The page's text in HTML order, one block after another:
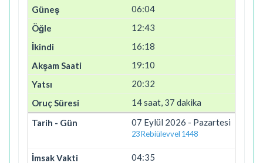
06:04
12:43
16:18
19:10
20:32
14 saat, 37 dakika
07 Eylül 2026 - Pazartesi
23 Rebiülevvel 1448
04:35